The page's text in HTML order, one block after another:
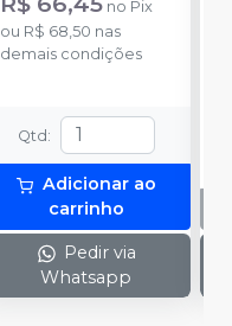
no Pix
ou R$ 68,50 nas
demais condições
Qtd :
Adicionar ao
carrinho
Pedir via
Whatsapp